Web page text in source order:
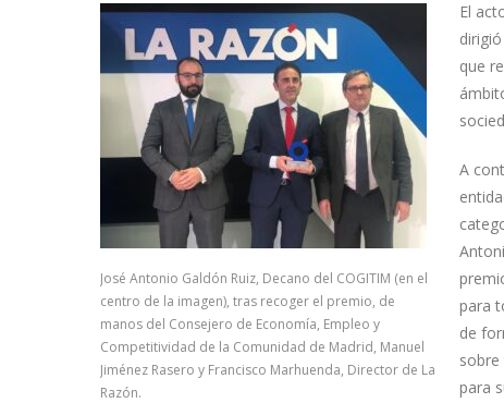
José Antonio Galdón Ruiz, Decano del COGITIM (en el
centro de la imagen), tras recoger el premio, de
manos del Consejero de Economía, Empleo y
Competitividad de la Comunidad de Madrid, Manuel
Jiménez Rasero y Francisco Marhuenda, Director de La
Razón.
El
que
A
para
de
para